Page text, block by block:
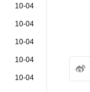
10-04
10-04
10-04
10-04
10-04
